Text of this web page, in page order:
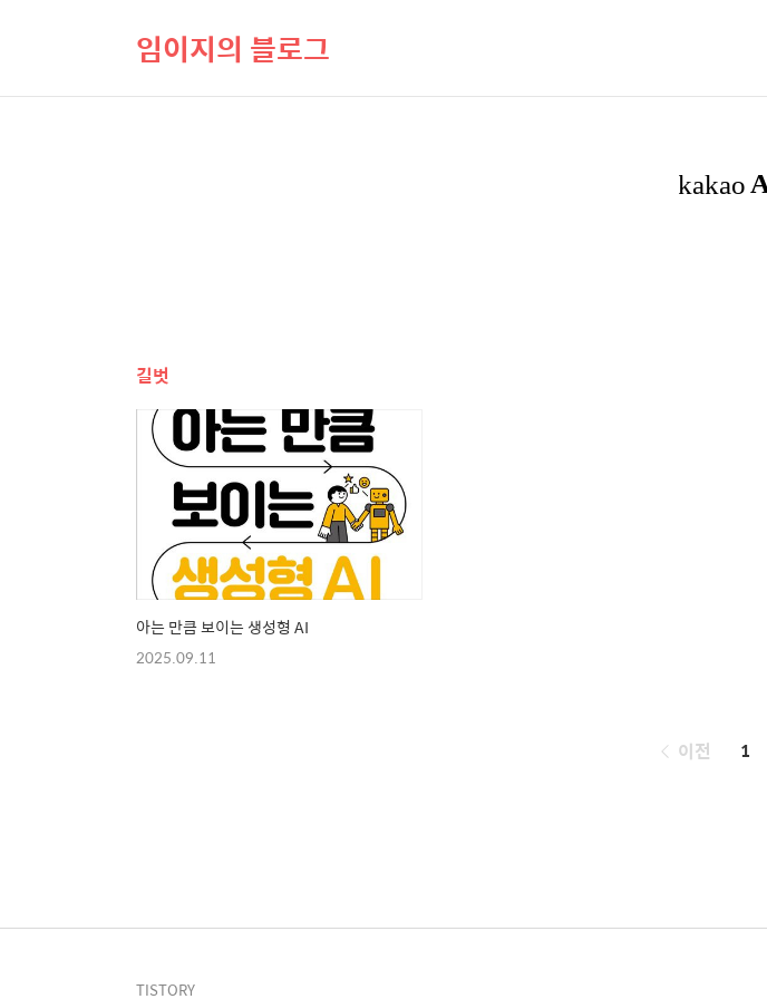
임이지의 블로그
길벗
아는 만큼 보이는 생성형 AI
2025.09.11
페
이전 1
TISTORY